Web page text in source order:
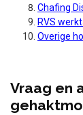
Chafing
RVS
Overige
Vraag en